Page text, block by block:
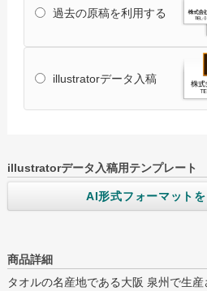
グループサイト
封筒印刷製作所
オリジナルうちわ製作所
お名前シール製作所
商品詳細
タオルの名産地である大阪 泉州で生
過去の原稿を利用する
illustratorデータ入稿
illustratorデータ入稿用テンプレート
AI形式フォーマット